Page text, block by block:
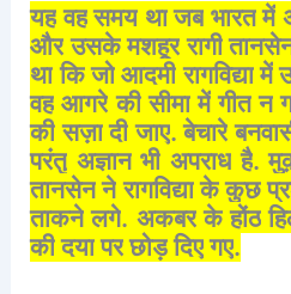
यह वह समय था जब भारत में
और उसके मशहूर रागी
था कि जो आदमी रागविद्या में
वह आगरे की सीमा में गीत न
की सज़ा दी जाए.बेचारे
परंतु अज्ञान भी अपराध है.
तानसेन ने रागविद्याकेकुछ
ताकने लगे. अकबर के होंठ
की दया पर छोड़ दिए गए.